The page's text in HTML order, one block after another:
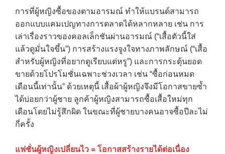
การที่ผู้หญิงซื้อของตามอารมณ์ ทำให้แบรนด์สามารถ
ออกแบบแคมเปญทางการตลาดได้หลากหลาย เช่น การ
เล่าเรื่องราวของคอลเล็กชันผ่านอารมณ์ (“เสื้อตัวนี้ใส่
แล้วดูมั่นใจขึ้น”) การสร้างแรงจูงใจทางภาพลักษณ์ (“เสื้อ
สำหรับผู้หญิงที่อยากดูเรียบแต่หรู”) และการกระตุ้นยอด
ขายด้วยโปรโมชั่นเฉพาะช่วงเวลา เช่น “ซื้อก่อนหมด
เดือนนี้เท่านั้น” ด้วยเหตุนี้ เสื้อผ้าผู้หญิงจึงมีโอกาสขายซ้ำ
ได้บ่อยกว่าผู้ชาย ลูกค้าผู้หญิงสามารถซื้อเสื้อใหม่ทุก
เดือนโดยไม่รู้สึกผิด ในขณะที่ผู้ชายบางคนอาจซื้อปีละไม่
กี่ครั้ง
แฟชั่นผู้หญิงเปลี่ยนไว = โอกาสสร้างรายได้ต่อเนื่อง